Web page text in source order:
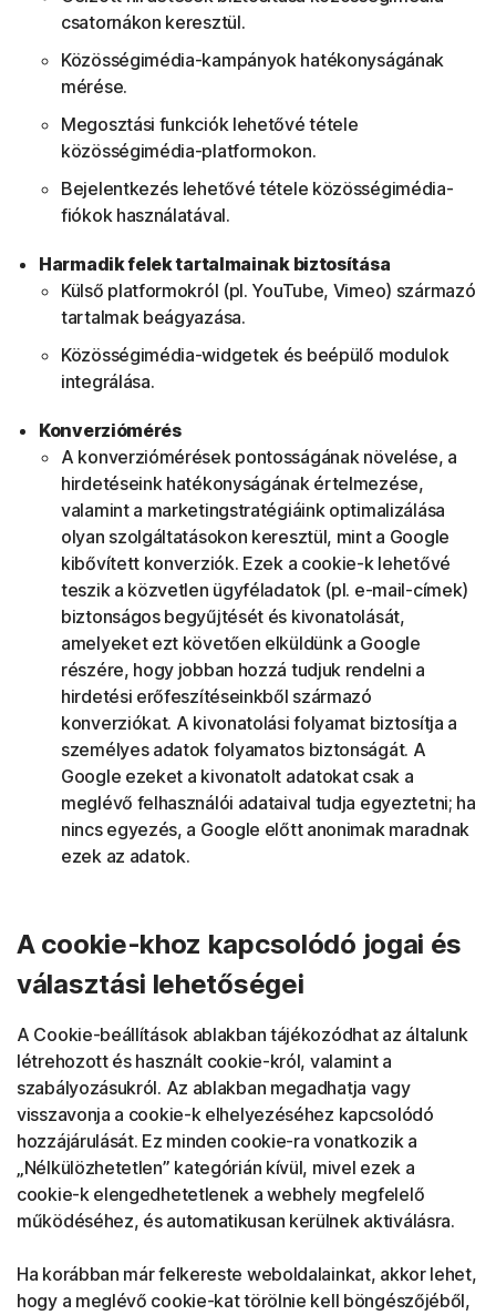
csatornákon keresztül.
Közösségimédia-kampányok hatékonyságának
mérése.
Megosztási funkciók lehetővé tétele
közösségimédia-platformokon.
Bejelentkezés lehetővé tétele közösségimédia-
fiókok használatával.
Harmadik felek tartalmainak biztosítása
Külső platformokról (pl. YouTube, Vimeo) származó
tartalmak beágyazása.
Közösségimédia-widgetek és beépülő modulok
integrálása.
Konverziómérés
A konverziómérések pontosságának növelése, a
hirdetéseink hatékonyságának értelmezése,
valamint a marketingstratégiáink optimalizálása
olyan szolgáltatásokon keresztül, mint a Google
kibővített konverziók. Ezek a cookie-k lehetővé
teszik a közvetlen ügyféladatok (pl. e-mail-címek)
biztonságos begyűjtését és kivonatolását,
amelyeket ezt követően elküldünk a Google
részére, hogy jobban hozzá tudjuk rendelni a
hirdetési erőfeszítéseinkből származó
konverziókat. A kivonatolási folyamat biztosítja a
személyes adatok folyamatos biztonságát. A
Google ezeket a kivonatolt adatokat csak a
meglévő felhasználói adataival tudja egyeztetni; ha
nincs egyezés, a Google előtt anonimak maradnak
ezek az adatok.
A cookie-khoz kapcsolódó jogai és
választási lehetőségei
A Cookie-beállítások ablakban tájékozódhat az általunk
létrehozott és használt cookie-król, valamint a
szabályozásukról. Az ablakban megadhatja vagy
visszavonja a cookie-k elhelyezéséhez kapcsolódó
hozzájárulását. Ez minden cookie-ra vonatkozik a
„Nélkülözhetetlen” kategórián kívül, mivel ezek a
cookie-k elengedhetetlenek a webhely megfelelő
működéséhez, és automatikusan kerülnek aktiválásra.
Ha korábban már felkereste weboldalainkat, akkor lehet,
hogy a meglévő cookie-kat törölnie kell böngészőjéből,